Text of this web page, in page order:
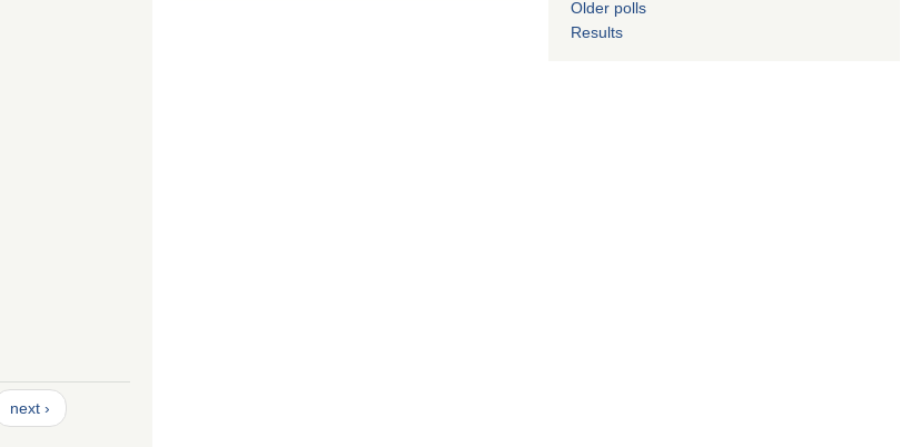
next ›
Older polls
Results